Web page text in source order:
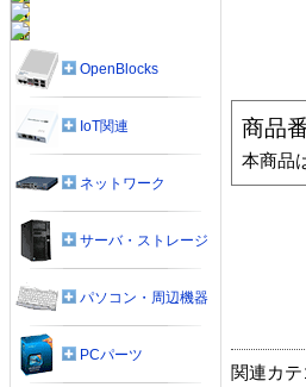
商品
本商品
関連カテ
OpenBlocks
IoT関連
ネットワーク
サーバ・ストレージ
パソコン・周辺機器
PCパーツ